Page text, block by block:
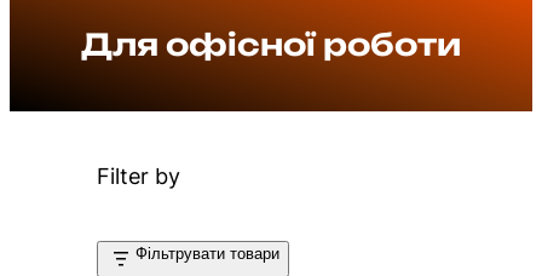
Для офісної роботи
Filter by
Фільтрувати товари